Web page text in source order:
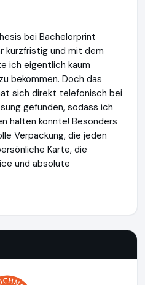
bei Bachelorprint
kurzfristig und mit dem
ich eigentlich kaum
bekommen. Doch das
sich direkt telefonisch bei
gefunden, sodass ich
halten konnte! Besonders
Verpackung, die jeden
Karte, die
und absolute